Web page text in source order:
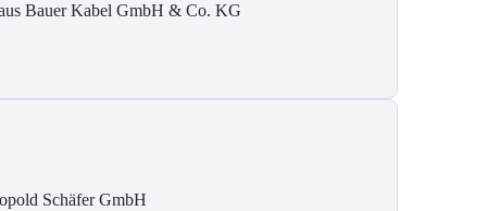
Bauer Kabel GmbH & Co. KG
Schäfer GmbH